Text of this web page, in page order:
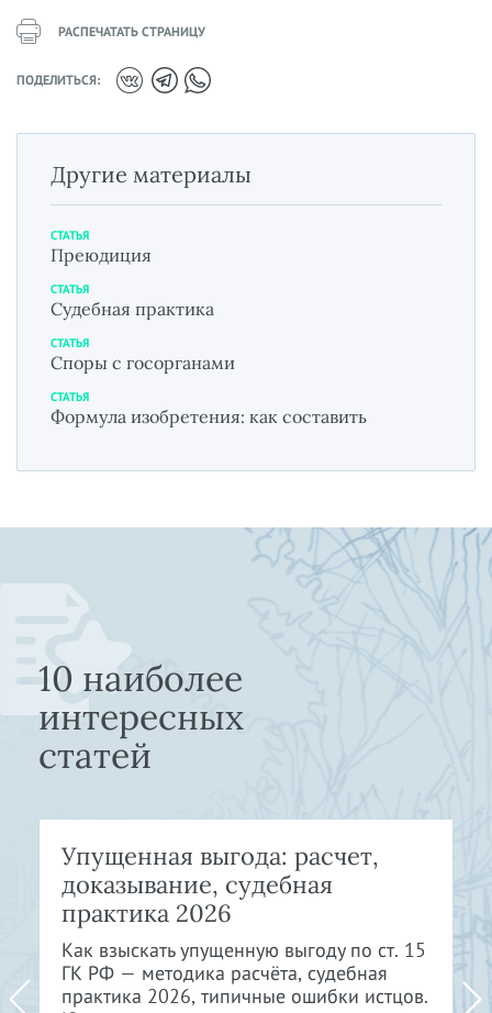
РАСПЕЧАТАТЬ СТРАНИЦУ
ПОДЕЛИТЬСЯ:
Другие материалы
СТАТЬЯ
Преюдиция
СТАТЬЯ
Судебная практика
СТАТЬЯ
Споры с госорганами
СТАТЬЯ
Формула изобретения: как составить
10 наиболее
интересных
статей
Упущенная выгода: расчет,
доказывание, судебная
практика 2026
Как взыскать упущенную выгоду по ст. 15
ГК РФ — методика расчёта, судебная
практика 2026, типичные ошибки истцов.